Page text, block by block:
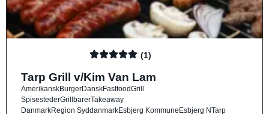
(1)
Tarp Grill v/Kim Van Lam
AmerikanskBurgerDanskFastfoodGrill
SpisestederGrillbarerTakeaway
DanmarkRegion SyddanmarkEsbjerg KommuneEsbjerg NTarp